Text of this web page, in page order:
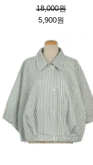
18,000원
5,900원